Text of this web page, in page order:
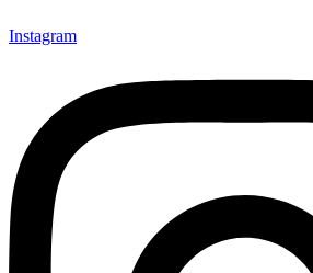
Instagram